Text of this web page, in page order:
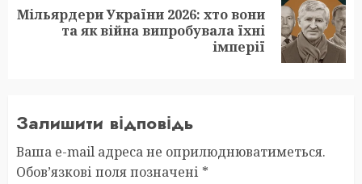
Next
Мільярдери України 2026: хто вони
та як війна випробувала їхні
імперії
Залишити відповідь
Ваша e-mail адреса не оприлюднюватиметься.
Обов’язкові поля позначені *